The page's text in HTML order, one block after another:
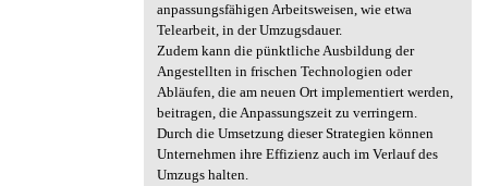
anpassungsfähigen Arbeitsweisen, wie etwa
Telearbeit, in der Umzugsdauer.
Zudem kann die pünktliche Ausbildung der
Angestellten in frischen Technologien oder
Abläufen, die am neuen Ort implementiert werden,
beitragen, die Anpassungszeit zu verringern.
Durch die Umsetzung dieser Strategien können
Unternehmen ihre Effizienz auch im Verlauf des
Umzugs halten.